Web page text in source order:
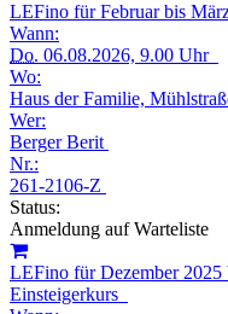
LEFino für Februar bis
Wann:
Do. 06.08.2026, 9.00 Uhr
Wo:
Haus der Familie,
Wer:
Berger Berit
Nr.:
261-2106-Z
Status:
Anmeldung auf Warteliste
LEFino für Dezember 2025
Einsteigerkurs